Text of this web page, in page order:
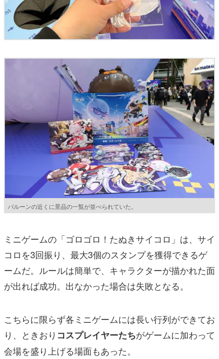
バルーンの近くに景品の一覧が並べられていた。
ミニゲームの「ゴロゴロ！たぬきサイコロ」は、サイ
コロを3回振り、最大3個のスタンプを獲得できるゲ
ームだ。ルールは簡単で、キャラクターが描かれた面
が出れば成功。出なかった場合は失敗となる。
こちらに限らず各ミニゲームには長い行列ができてお
り、ときおり コスプレイヤーたちがゲームに加わって
会場を盛り上げる場面もあった。